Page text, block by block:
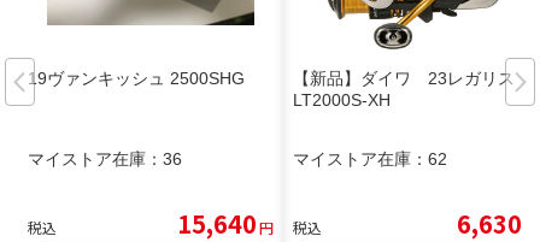
19ヴァンキッシュ 2500SHG
マイストア在庫： 36
税込 15,640円
【新品】ダイワ 23レガリス
LT2000S-XH
マイストア在庫： 62
税込 6,630